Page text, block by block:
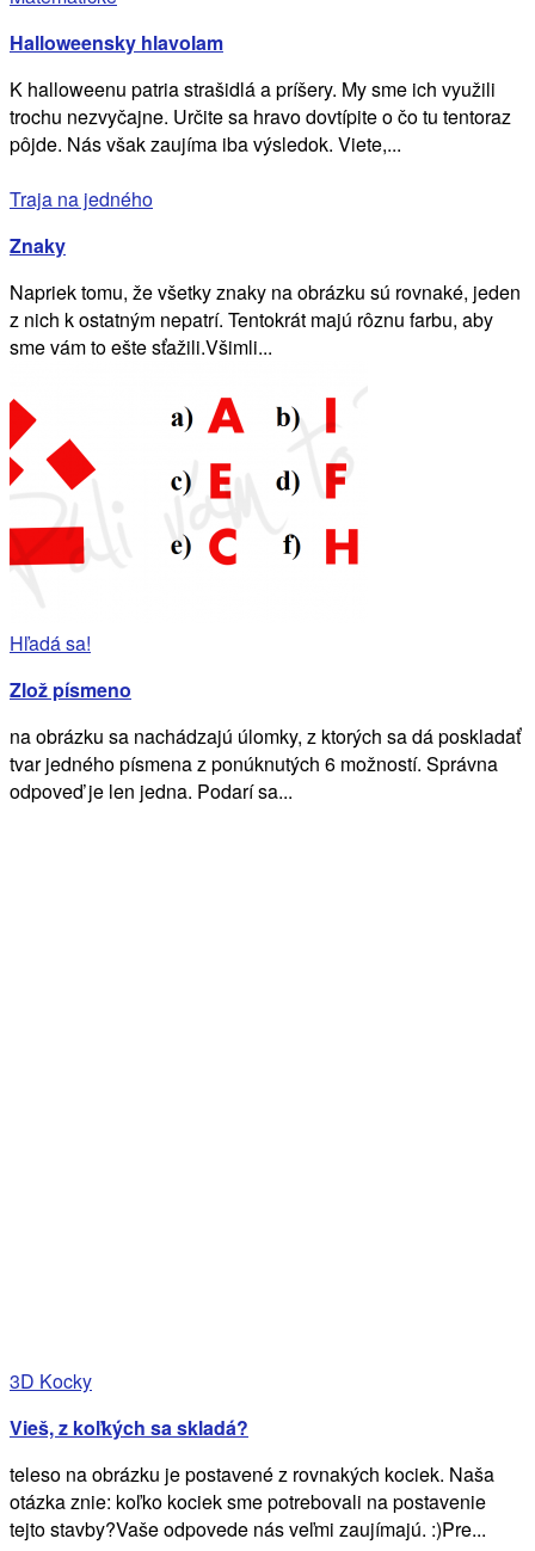
Halloweensky hlavolam
K halloweenu patria strašidlá a príšery. My sme ich využili
trochu nezvyčajne. Určite sa hravo dovtípite o čo tu tentoraz
pôjde. Nás však zaujíma iba výsledok. Viete,...
Traja na jedného
Znaky
Napriek tomu, že všetky znaky na obrázku sú rovnaké, jeden
z nich k ostatným nepatrí. Tentokrát majú rôznu farbu, aby
sme vám to ešte sťažili.Všimli...
Hľadá sa!
Zlož písmeno
na obrázku sa nachádzajú úlomky, z ktorých sa dá poskladať
tvar jedného písmena z ponúknutých 6 možností. Správna
odpoveď je len jedna. Podarí sa...
3D Kocky
Vieš, z koľkých sa skladá?
teleso na obrázku je postavené z rovnakých kociek. Naša
otázka znie: koľko kociek sme potrebovali na postavenie
tejto stavby?Vaše odpovede nás veľmi zaujímajú. :)Pre...